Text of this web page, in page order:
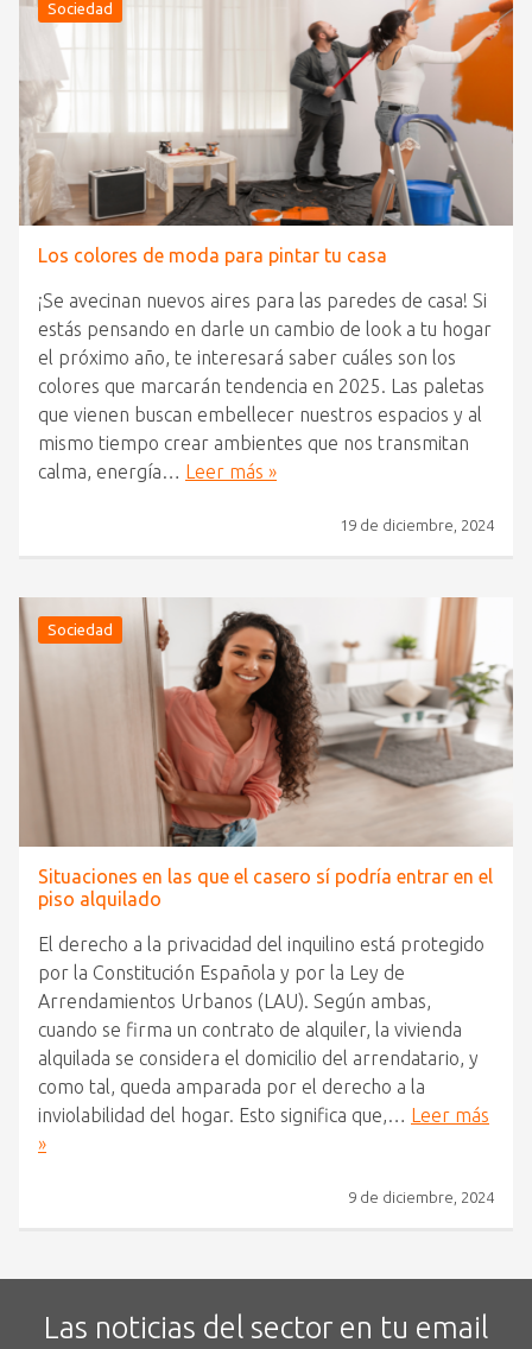
Sociedad
Los colores de moda para pintar tu casa
¡Se avecinan nuevos aires para las paredes de casa! Si
estás pensando en darle un cambio de look a tu hogar
el próximo año, te interesará saber cuáles son los
colores que marcarán tendencia en 2025. Las paletas
que vienen buscan embellecer nuestros espacios y al
mismo tiempo crear ambientes que nos transmitan
calma, energía… Leer más »
19 de diciembre, 2024
Sociedad
Situaciones en las que el casero sí podría entrar en el
piso alquilado
El derecho a la privacidad del inquilino está protegido
por la Constitución Española y por la Ley de
Arrendamientos Urbanos (LAU). Según ambas,
cuando se firma un contrato de alquiler, la vivienda
alquilada se considera el domicilio del arrendatario, y
como tal, queda amparada por el derecho a la
inviolabilidad del hogar. Esto significa que,… Leer más
»
9 de diciembre, 2024
Las noticias del sector en tu email